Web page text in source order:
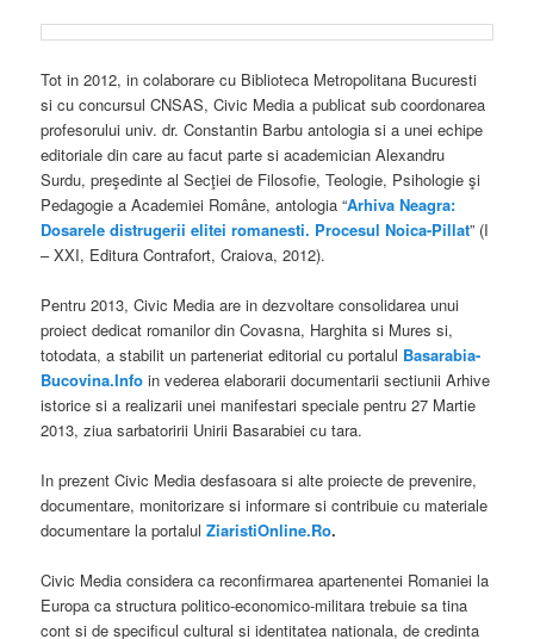
Tot in 2012, in colaborare cu Biblioteca Metropolitana Bucuresti
si cu concursul CNSAS, Civic Media a publicat sub coordonarea
profesorului univ. dr. Constantin Barbu antologia si a unei echipe
editoriale din care au facut parte si academician Alexandru
Surdu, preşedinte al Secţiei de Filosofie, Teologie, Psihologie şi
Pedagogie a Academiei Române, antologia “Arhiva Neagra:
Dosarele distrugerii elitei romanesti. Procesul Noica-Pillat” (I
– XXI, Editura Contrafort, Craiova, 2012).
Pentru 2013, Civic Media are in dezvoltare consolidarea unui
proiect dedicat romanilor din Covasna, Harghita si Mures si,
totodata, a stabilit un parteneriat editorial cu portalul Basarabia-
Bucovina.Infoin vederea elaborarii documentarii sectiunii Arhive
istorice si a realizarii unei manifestari speciale pentru 27 Martie
2013, ziua sarbatoririi Unirii Basarabiei cu tara.
In prezent Civic Media desfasoara si alte proiecte de prevenire,
documentare, monitorizare si informare si contribuie cu materiale
documentare la portalulZiaristiOnline.Ro.
Civic Media considera ca reconfirmarea apartenentei Romaniei la
Europa ca structura politico-economico-militara trebuie sa tina
cont si de specificul cultural si identitatea nationala, de credinta